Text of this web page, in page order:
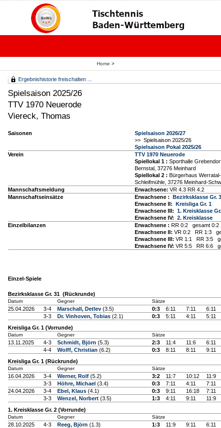
Home >
Ergebnishistorie freischalten ...
Spielsaison 2025/26
TTV 1970 Neuerode
Viereck, Thomas
Saisonen
Spielsaison 2026/27
>> Spielsaison 2025/26
Spielsaison Pokal 2025/26
Verein
TTV 1970 Neuerode
Spiellokal 1 : Sporthalle
Bernstal, 37276 Meinhard
Spiellokal 2 : Bürgerhaus
Schleifmühle, 37276 Meinhard-
Mannschaftsmeldung
Erwachsene: VR 4.3 RR 4.2
Mannschaftseinsätze
Erwachsene : Bezirksklasse Gr.
Erwachsene II: Kreisliga Gr. 1
Erwachsene III: 1. Kreisklasse
Erwachsene IV: 2. Kreisklasse
Einzelbilanzen
Erwachsene : RR 0:2 gesamt 0:2
Erwachsene II: VR 0:2 RR 1:3
Erwachsene III: VR 1:1 RR 3:5
Erwachsene IV: VR 5:5 RR 6:6
Einzel-Spiele
Bezirksklasse Gr. 31 (Rückrunde)
Datum Gegner Sätze
25.04.2026 3-4 Marschall, Detlev (3.5) 0:3 6:11 7:11
6:11
3-3
Dr. Vinhoven, Tobias (2.1) 0:3 5:11 4:11
5:11
Kreisliga Gr. 1 (Vorrunde)
Datum Gegner Sätze
13.11.2025 4-3 Schmidt, Björn (5.3) 2:3 11:4 11:6
6:11
4-4
Wolff, Christian (6.2) 0:3 8:11 8:11
9:11
Kreisliga Gr. 1 (Rückrunde)
Datum Gegner Sätze
16.04.2026 3-4 Werner, Rolf (5.2) 3:2 11:7 10:12
11:9
3-3
Höhre, Michael (3.4) 0:3 7:11 4:11
7:11
24.04.2026
3-4 Ebel, Klaus (4.1) 0:3 9:11 16:18
7:11
3-3
Wenzel, Norbert (3.5) 1:3 4:11 9:11
11:9
1. Kreisklasse Gr. 2 (Vorrunde)
Datum Gegner Sätze
28.10.2025 4-3 Reeg, Björn (1.3) 1:3 11:9 9:11
6:11